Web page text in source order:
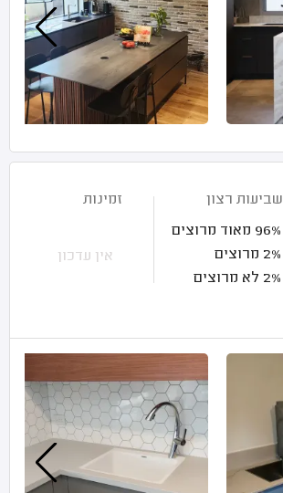
שביעות רצון
96% מאוד מרוצים
2% מרוצים
2% לא מרוצים
זמינות
אין עדכון